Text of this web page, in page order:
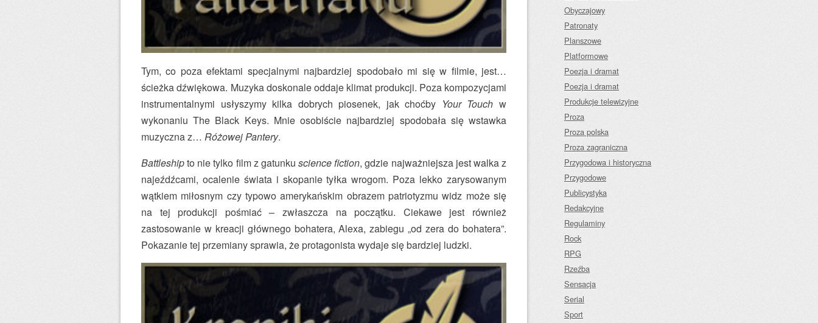
Tym, co poza efektami specjalnymi najbardziej spodobało mi się w filmie, jest…
ścieżka dźwiękowa. Muzyka doskonale oddaje klimat produkcji. Poza kompozycjami
instrumentalnymi usłyszymy kilka dobrych piosenek, jak choćby Your Touch w
wykonaniu The Black Keys. Mnie osobiście najbardziej spodobała się wstawka
muzyczna z… Różowej Pantery.
Battleshipto nie tylko film z gatunkuscience fiction, gdzie najważniejsza jest walka z
najeźdźcami, ocalenie świata i skopanie tyłka wrogom. Poza lekko zarysowanym
wątkiem miłosnym czy typowo amerykańskim obrazem patriotyzmu widz może się
na tej produkcji pośmiać – zwłaszcza na początku. Ciekawe jest również
zastosowanie w kreacji głównego bohatera, Alexa, zabiegu „od zera do bohatera”.
Pokazanie tej przemiany sprawia, że protagonista wydaje się bardziej ludzki.
Obyczajowy
Patronaty
Planszowe
Platformowe
Poezja i dramat
Poezja i dramat
Produkcje telewizyjne
Proza
Proza polska
Proza zagraniczna
Przygodowa i historyczna
Przygodowe
Publicystyka
Redakcyjne
Regulaminy
Rock
RPG
Rzeźba
Sensacja
Serial
Sport